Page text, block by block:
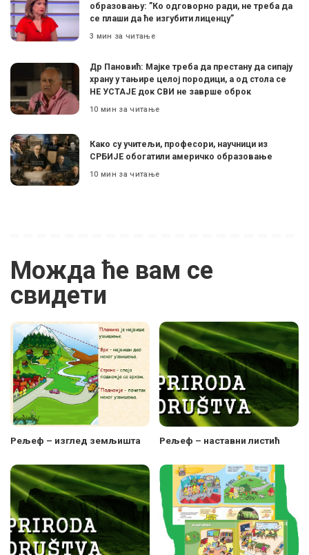
образовању: ”Ко одговорно ради, не треба да
се плаши да ће изгубити лиценцу”
3 мин за читање
Др Пановић: Мајке треба да престану да сипају
храну у тањире целој породици, а од стола се
НЕ УСТАЈЕ док СВИ не заврше оброк
10 мин за читање
Како су учитељи, професори, научници из
СРБИЈЕ обогатили америчко образовање
10 мин за читање
Можда ће вам се
свидети
Рељеф – изглед земљишта Рељеф – наставни листић